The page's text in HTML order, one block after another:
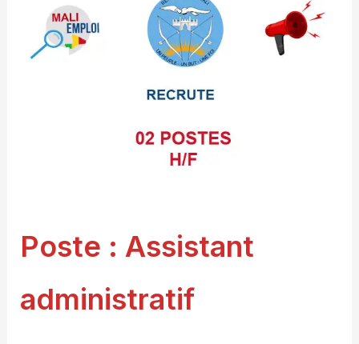
Poste : Assistant
administratif